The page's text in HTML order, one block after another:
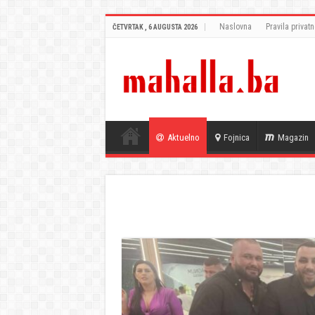
ČETVRTAK , 6 AUGUSTA 2026 Naslovna Pravila
Aktuelno Fojnica Magazin